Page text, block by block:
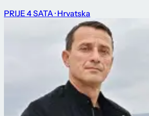
PRIJE 4 SATA · Hrvatska